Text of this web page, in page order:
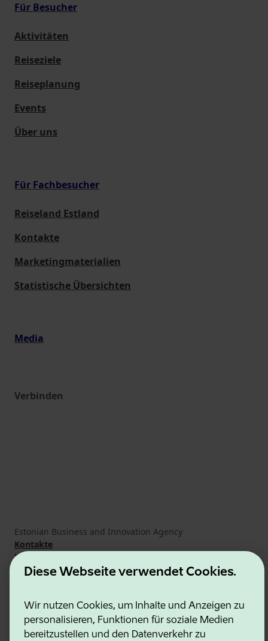
Diese Webseite verwendet Cookies.
Wir nutzen Cookies, um Inhalte und Anzeigen zu
personalisieren, Funktionen für soziale Medien
bereitzustellen und den Datenverkehr zu
Für Besucher
Aktivitäten
Reiseziele
Reiseplanung
Events
Über uns
Für Fachbesucher
Reiseland Estland
Kontakte
Marketingmaterialien
Statistische Übersichten
Media
Verbinden
Estonian Business and Innovation Agency
Kontakte
Kooperationspartner
Nutzungsbedingungen